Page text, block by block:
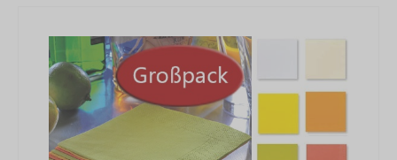
Bildergalerie
springen